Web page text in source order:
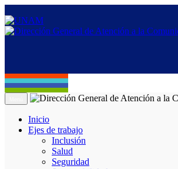
Inicio
Ejes de trabajo
Inclusión
Salud
Seguridad